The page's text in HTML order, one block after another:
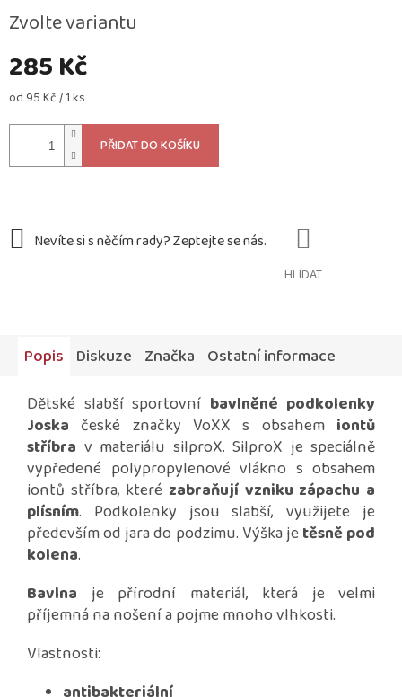
285 Kč
Měrná
od 95 Kč / 1 ks
Zvolte variantu
PŘIDAT DO KOŠÍKU
HLÍDAT
Popis Diskuze Značka Ostatní informace
Dětské slabší sportovní bavlněné podkolenky
Joska české značky VoXX s obsahem iontů
stříbra v materiálu silproX. SilproX je speciálně
vypředené polypropylenové vlákno s obsahem
iontů stříbra, které zabraňují vzniku zápachu a
plísním. Podkolenky jsou slabší, využijete je
především od jara do podzimu. Výška je těsně pod
kolena.
Bavlna je přírodní materiál, která je velmi
příjemná na nošení a pojme mnoho vlhkosti.
Vlastnosti: